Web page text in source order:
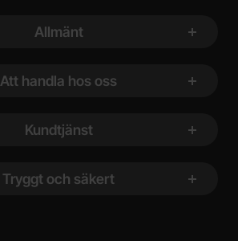
Allmänt
Att handla hos oss
Kundtjänst
Tryggt och säkert